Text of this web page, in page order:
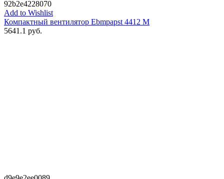
92b2e4228070
Add to Wishlist
Компактный вентилятор Ebmpapst 4412 M
5641.1 руб.